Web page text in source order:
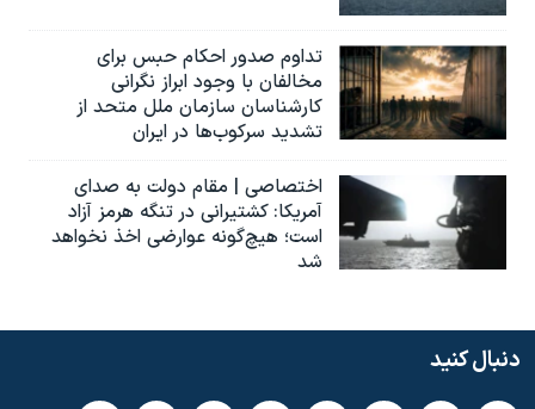
تداوم صدور احکام حبس برای
مخالفان با وجود ابراز نگرانی
کارشناسان سازمان ملل متحد از
تشدید سرکوب‌ها در ایران
اختصاصی | مقام دولت به صدای
آمریکا: کشتیرانی در تنگه هرمز آزاد
است؛ هیچ‌گونه عوارضی اخذ نخواهد
شد
دنبال کنید